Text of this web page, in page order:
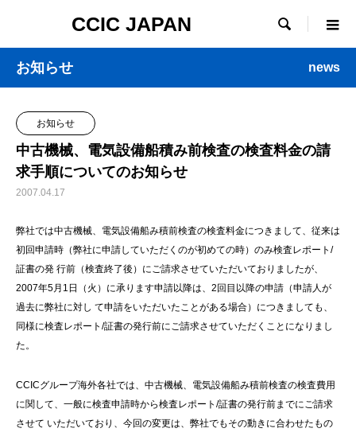
CCIC JAPAN 
お知らせ news
お知らせ
中古機械、電気設備船積み前検査の検査料金の請
求手順についてのお知らせ
2007.04.17
弊社では中古機械、電気設備船み積前検査の検査料金につきまして、従来は
初回申請時（弊社に申請していただくのが初めての時）のみ検査レポート/
証書の発 行前（検査終了後）にご請求させていただいておりましたが、
2007年5月1日（火）に承ります申請以降は、2回目以降の申請（申請人が
過去に弊社に対し て申請をいただいたことがある場合）につきましても、
同様に検査レポート/証書の発行前にご請求させていただくことになりまし
た。
CCICグループ海外各社では、中古機械、電気設備船み積前検査の検査費用
に関して、一般に検査申請時から検査レポート/証書の発行前までにご請求
させて いただいており、今回の変更は、弊社でもその動きに合わせたもの